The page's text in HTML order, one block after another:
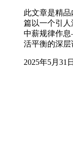
此文章是精
篇以一个引
中薪规律作
活平衡的深
2025年5月31日